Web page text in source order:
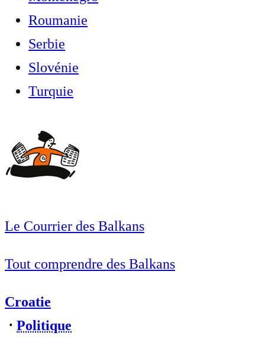
Roumanie
Serbie
Slovénie
Turquie
Le Courrier des Balkans
Tout comprendre des Balkans
Croatie
⋅ Politique